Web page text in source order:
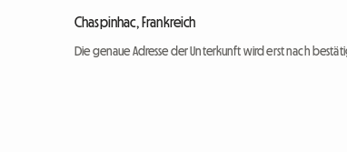
Chaspinhac, Frankreich
Die genaue Adresse der Unterkunft wird erst nach